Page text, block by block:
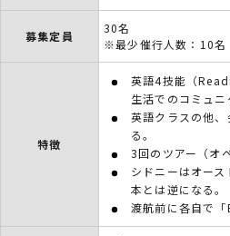
募集定員
30名
※最少催行人数：10名
特徴
英語4技能（
生活でのコミュ
英語クラスの他
る。
3回のツアー（オ
シドニーはオー
本とは逆になる。
渡航前に各自で